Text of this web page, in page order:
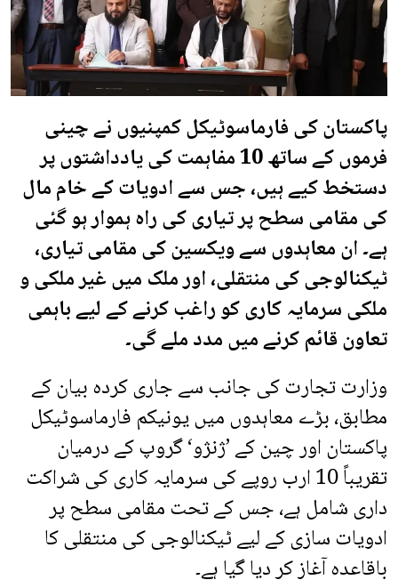
پاکستان کی فارماسوٹیکل کمپنیوں نے چینی
فرموں کے ساتھ 10 مفاہمت کی یادداشتوں پر
دستخط کیے ہیں، جس سے ادویات کے خام مال
کی مقامی سطح پر تیاری کی راہ ہموار ہو گئی
ہے۔ ان معاہدوں سے ویکسین کی مقامی تیاری،
ٹیکنالوجی کی منتقلی، اور ملک میں غیر ملکی و
ملکی سرمایہ کاری کو راغب کرنے کے لیے باہمی
تعاون قائم کرنے میں مدد ملے گی۔
وزارت تجارت کی جانب سے جاری کردہ بیان کے
مطابق، بڑے معاہدوں میں یونیکم فارماسوٹیکل
پاکستان اور چین کے ’ژنژو‘ گروپ کے درمیان
تقریباً 10 ارب روپے کی سرمایہ کاری کی شراکت
داری شامل ہے، جس کے تحت مقامی سطح پر
ادویات سازی کے لیے ٹیکنالوجی کی منتقلی کا
باقاعدہ آغاز کر دیا گیا ہے۔